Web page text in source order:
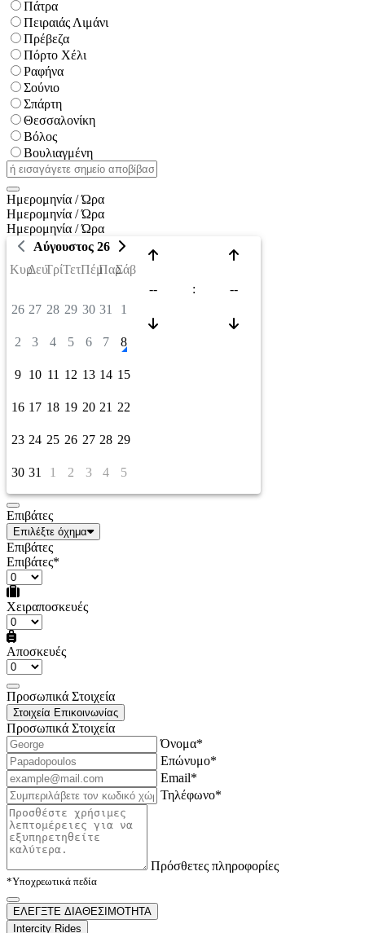
Πάτρα
Πειραιάς Λιμάνι
Πρέβεζα
Πόρτο Χέλι
Ραφήνα
Σούνιο
Σπάρτη
Θεσσαλονίκη
Βόλος
Βουλιαγμένη
Ημερομηνία / Ώρα
Ημερομηνία / Ώρα
Ημερομηνία / Ώρα
Αύγουστος 26
ΚυρΔευΤρίΤετΠέμΠαρΣάβ
26 27 28 29 30 31 1
2 3 4 5 6 7 8
9 10 11 12 13 14 15
16 17 18 19 20 21 22
23 24 25 26 27 28 29
30 31 1 2 3 4 5
-- : --
Επιβάτες
Επιλέξτε όχημα
Επιβάτες
Επιβάτες*
Χειραποσκευές
Αποσκευές
Προσωπικά Στοιχεία
Στοιχεία Επικοινωνίας
Προσωπικά Στοιχεία
Όνομα*
Επώνυμο*
Email*
Τηλέφωνο*
Πρόσθετες πληροφορίες
*Υποχρεωτικά πεδία
ΕΛΕΓΞΤΕ ΔΙΑΘΕΣΙΜΟΤΗΤΑ
Intercity Rides